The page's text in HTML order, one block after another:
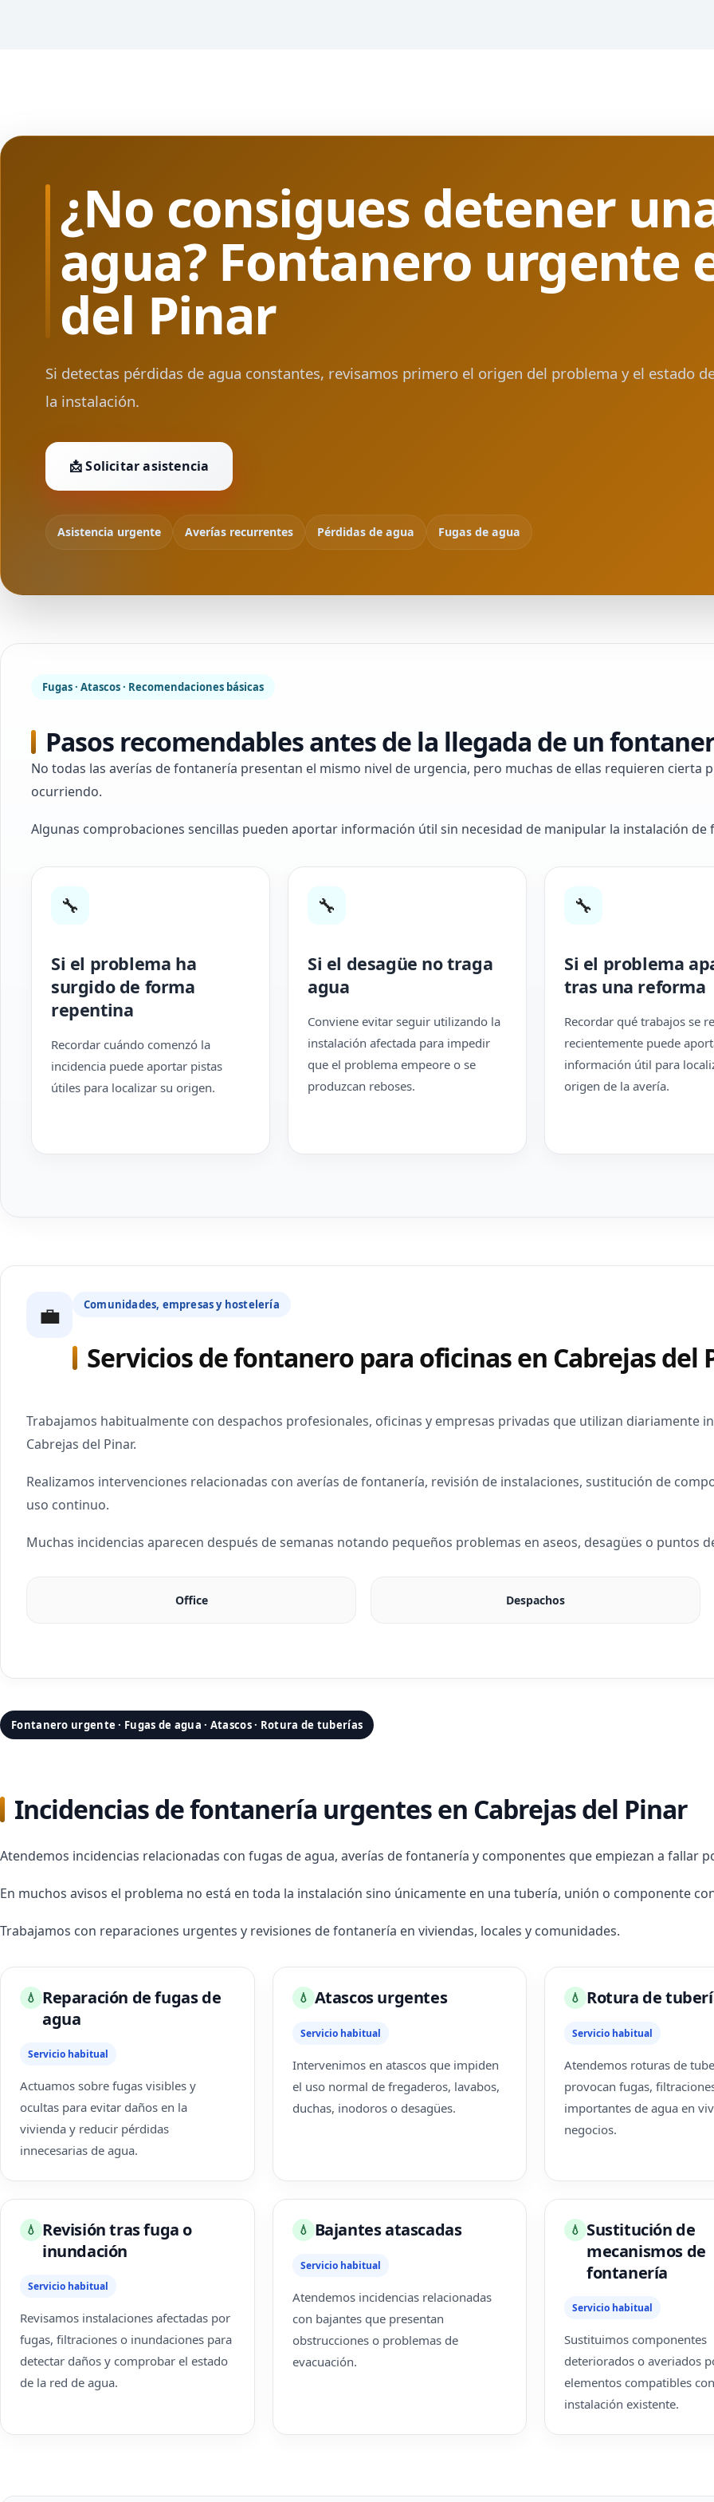
¿No consigues detener
agua? Fontanero urgente
del Pinar
Si detectas pérdidas de agua constantes, revisamos primero el origen del problema y el estado
la instalación.
📩 Solicitar asistencia
Asistencia urgente Averías recurrentes Pérdidas de agua Fugas de agua
Fugas · Atascos · Recomendaciones básicas
Pasos recomendables antes de la llegada de un
No todas las averías de fontanería presentan el mismo nivel de urgencia, pero muchas de ellas requieren cierta
ocurriendo.
Algunas comprobaciones sencillas pueden aportar información útil sin necesidad de manipular la instalación de
🔧
Si el problema ha
surgido de forma
repentina
Recordar cuándo comenzó la
incidencia puede aportar pistas
útiles para localizar su origen.
🔧
Si el desagüe no traga
agua
Conviene evitar seguir utilizando la
instalación afectada para impedir
que el problema empeore o se
produzcan reboses.
🔧
Si el problema
tras una reforma
Recordar qué trabajos se
recientemente puede
información útil para
origen de la avería.
💼 Comunidades, empresas y hostelería
Servicios de fontanero para oficinas en Cabrejas del
Trabajamos habitualmente con despachos profesionales, oficinas y empresas privadas que utilizan diariamente
Cabrejas del Pinar.
Realizamos intervenciones relacionadas con averías de fontanería, revisión de instalaciones, sustitución de
uso continuo.
Muchas incidencias aparecen después de semanas notando pequeños problemas en aseos, desagües o puntos
Office Despachos
Fontanero urgente · Fugas de agua · Atascos · Rotura de tuberías
Incidencias de fontanería urgentes en Cabrejas del Pinar
Atendemos incidencias relacionadas con fugas de agua, averías de fontanería y componentes que empiezan a fallar
En muchos avisos el problema no está en toda la instalación sino únicamente en una tubería, unión o componente
Trabajamos con reparaciones urgentes y revisiones de fontanería en viviendas, locales y comunidades.
💧 Reparación de fugas de
agua
Servicio habitual
Actuamos sobre fugas visibles y
ocultas para evitar daños en la
vivienda y reducir pérdidas
innecesarias de agua.
💧 Atascos urgentes
Servicio habitual
Intervenimos en atascos que impiden
el uso normal de fregaderos, lavabos,
duchas, inodoros o desagües.
💧 Rotura de
Servicio habitual
Atendemos roturas de
provocan fugas,
importantes de agua en
negocios.
💧 Revisión tras fuga o
inundación
Servicio habitual
Revisamos instalaciones afectadas por
fugas, filtraciones o inundaciones para
detectar daños y comprobar el estado
de la red de agua.
💧 Bajantes atascadas
Servicio habitual
Atendemos incidencias relacionadas
con bajantes que presentan
obstrucciones o problemas de
evacuación.
💧 Sustitución de
mecanismos de
fontanería
Servicio habitual
Sustituimos componentes
deteriorados o averiados
elementos compatibles
instalación existente.